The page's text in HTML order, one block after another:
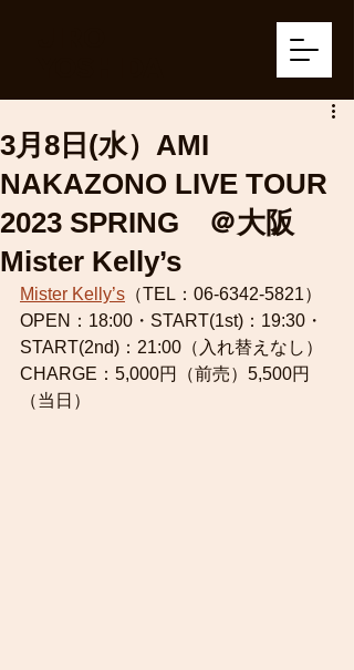
3月8日(水）AMI
NAKAZONO LIVE TOUR
2023 SPRING ＠大阪
Mister Kelly’s
Mister Kelly’s （TEL：06-6342-5821）
OPEN：18:00・START(1st)：19:30・
START(2nd)：21:00（入れ替えなし）
CHARGE：5,000円（前売）5,500円
（当日）